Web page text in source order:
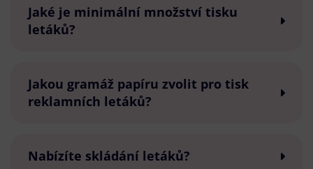
Jaké je minimální množství tisku
letáků?
Jakou gramáž papíru zvolit pro tisk
reklamních letáků?
Nabízíte skládání letáků?